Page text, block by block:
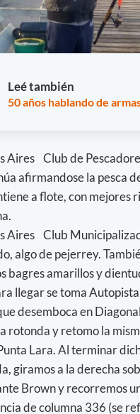
Leé también
50 años hablando de
Aires Club de
afirmandose la pesca
a flote, con mejores
Aires Club
algo de pejerrey.
bagres amarillos y
llegar se toma
desemboca en
rotonda y retomo la
Lara. Al terminar
giramos a la derecha
Brown y recorremos
de columna 336 (se